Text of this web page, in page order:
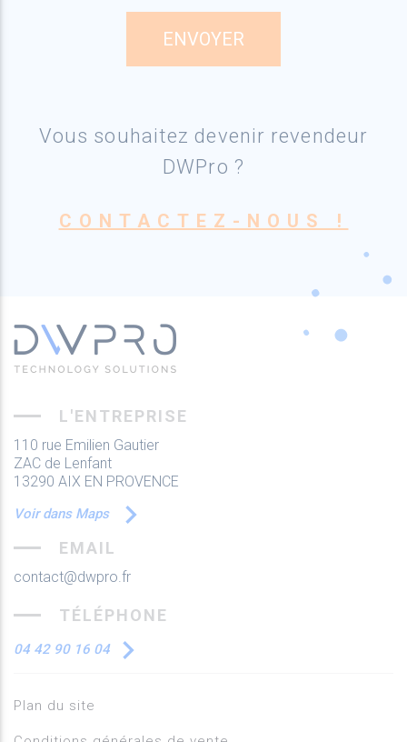
Vous souhaitez devenir revendeur
DWPro ?
CONTACTEZ-NOUS !
L'ENTREPRISE
110 rue Emilien Gautier
ZAC de Lenfant
13290 AIX EN PROVENCE
Voir dans Maps
EMAIL
contact@dwpro.fr
TÉLÉPHONE
04 42 90 16 04
Plan du site